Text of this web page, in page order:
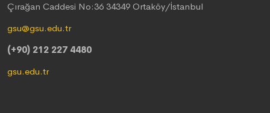
Çırağan Caddesi No:36 34349 Ortaköy/İstanbul
gsu@gsu.edu.tr
(+90) 212 227 4480
gsu.edu.tr